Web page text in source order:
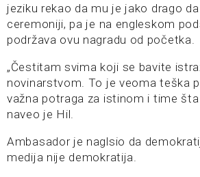
jeziku rekao da mu je jako drago
ceremoniji, pa je na engleskom
podržava ovu nagradu od početka.
„Čestitam svima koji se bavite
novinarstvom. To je veoma teška
važna potraga za istinom i time šta
naveo je Hil.
Ambasador je naglsio da
medija nije demokratija.